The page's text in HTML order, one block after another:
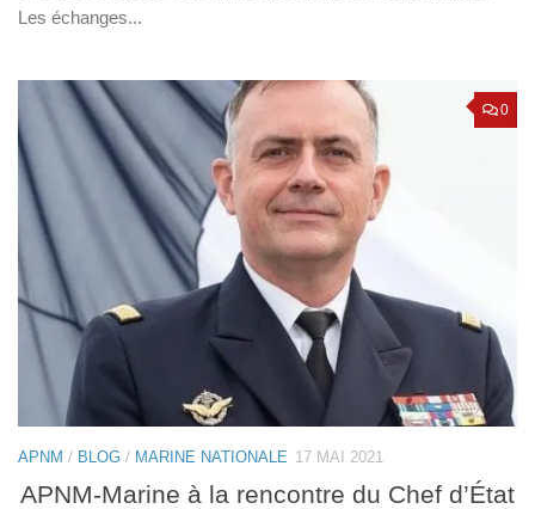
Les échanges...
0
APNM / BLOG / MARINE NATIONALE 17 MAI 2021
APNM-Marine à la rencontre du Chef d’État